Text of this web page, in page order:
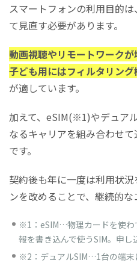
スマートフォンの利用目的
て見直す必要があります。
動画視聴やリモートワークが
子ども用にはフィルタリン
が適しています。
加えて、eSIM(※1)やデュア
なるキャリアを組み合わせ
です。
契約後も年に一度は利用状
ンを改めることで、継続的な
※1：eSIM…物理カードを使わ
報を書き込んで使うSIM。申
※2：デュアルSIM…1台の端末